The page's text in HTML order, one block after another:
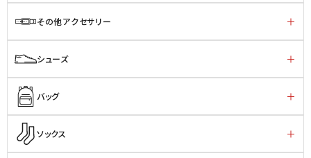
その他アクセサリー
シューズ
バッグ
ソックス